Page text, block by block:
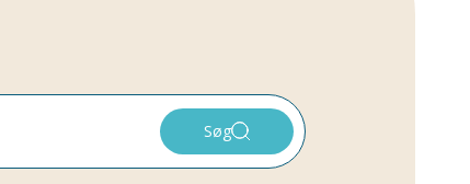
Søg